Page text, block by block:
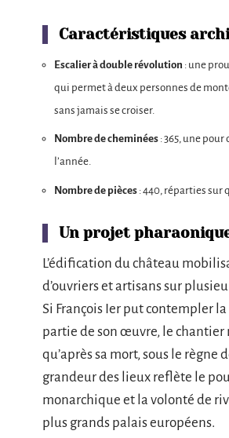
Caractéristiques
Escalier à double révolution : une
qui permet à deux personnes de
sans jamais se croiser.
Nombre de cheminées : 365, une
l’année.
Nombre de pièces : 440, réparties sur
Un projet
L’édification du château
d’ouvriers et artisans sur
Si François Ier put contempler
partie de son œuvre, le chantier
qu’après sa mort, sous le règne
grandeur des lieux reflète le
monarchique et la volonté de
plus grands palais européens.